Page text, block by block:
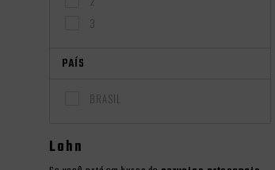
3
PAÍS
BRASIL
Lohn